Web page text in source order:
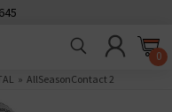
0
AllSeasonContact 2